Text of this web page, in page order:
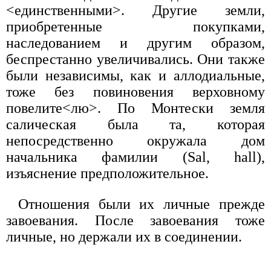
<единственными>. Другие земли,
приобретенные покупками,
наследованием и другим образом,
беспрестанно увеличивались. Они также
были независимы, как и аллодиальные,
тоже без повиновения верховному
повелите<лю>. По Монтески земля
салическая была та, которая
непосредственно окружала дом
начальника фамилии (Sal, hall),
изъяснение предположительное.
Отношения были их личные прежде
завоевания. После завоевания тоже
личные, но держали их в соединении.